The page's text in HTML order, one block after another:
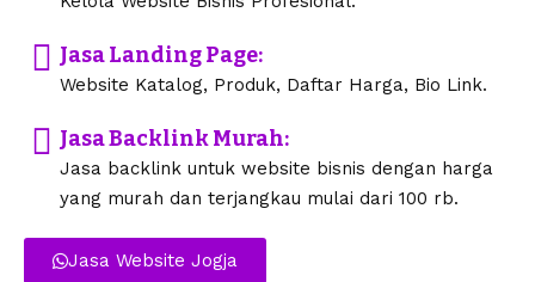
Jasa Landing Page:
Website Katalog, Produk, Daftar Harga, Bio Link.
Jasa Backlink Murah:
Jasa backlink untuk website bisnis dengan harga
yang murah dan terjangkau mulai dari 100 rb.
Jasa Website Jogja